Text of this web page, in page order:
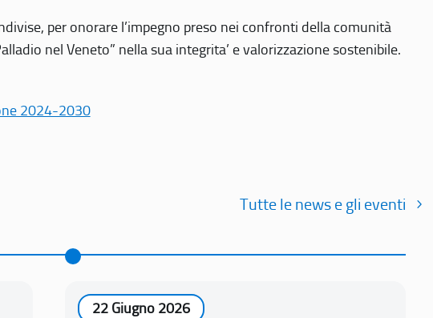
per onorare l’impegno preso nei confronti della comunità
nel Veneto” nella sua integrita’ e valorizzazione sostenibile.
2024-2030
Tutte le news e gli eventi
22 Giugno 2026